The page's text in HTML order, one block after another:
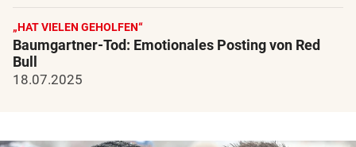
„HAT VIELEN GEHOLFEN“
Baumgartner-Tod: Emotionales Posting von Red
Bull
18.07.2025